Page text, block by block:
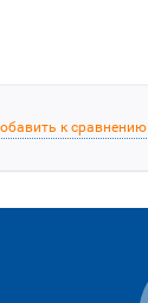
к сравнению